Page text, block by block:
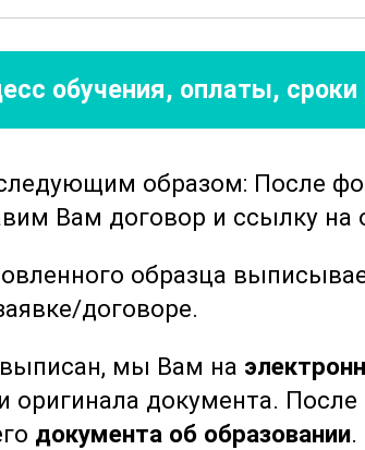
оборудования, а
предусмотрены задания
позволяет не только
навыков анализа и
ключевым аспектом
полное представление
включая все этапы
новые возможности
развития в сфере
обучения, оплаты,
образом: После
Вам договор и ссылку на
образца
договоре.
выписан, мы Вам на
оригинала документа.
документа об образовании.